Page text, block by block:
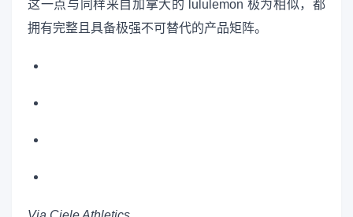
这一点与同样来自加拿大的 lululemon 极为相似，都
拥有完整且具备极强不可替代的产品矩阵。